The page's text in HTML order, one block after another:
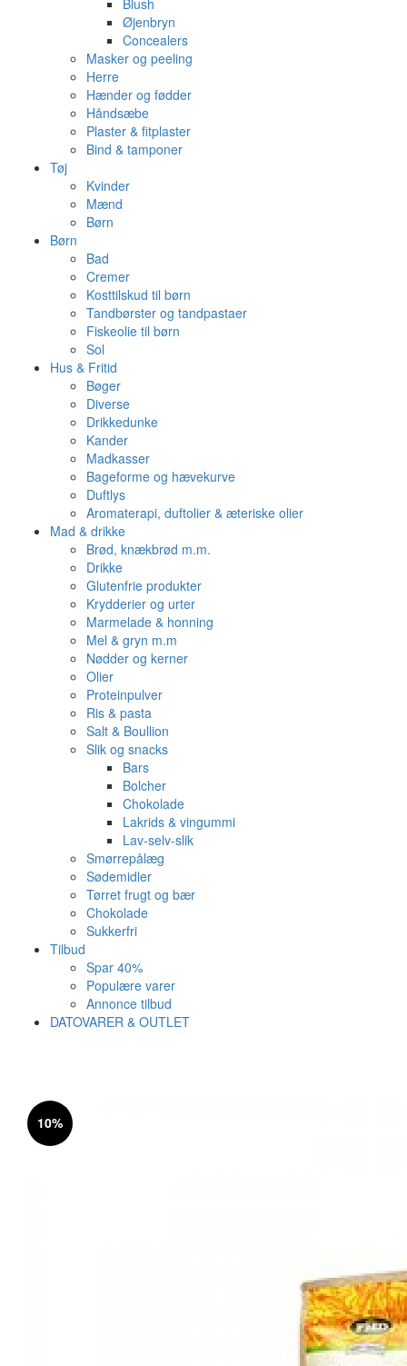
Blush
Øjenbryn
Concealers
Masker og peeling
Herre
Hænder og fødder
Håndsæbe
Plaster & fitplaster
Bind & tamponer
Tøj
Kvinder
Mænd
Børn
Børn
Bad
Cremer
Kosttilskud til børn
Tandbørster og tandpastaer
Fiskeolie til børn
Sol
Hus & Fritid
Bøger
Diverse
Drikkedunke
Kander
Madkasser
Bageforme og hævekurve
Duftlys
Aromaterapi, duftolier & æteriske olier
Mad & drikke
Brød, knækbrød m.m.
Drikke
Glutenfrie produkter
Krydderier og urter
Marmelade & honning
Mel & gryn m.m
Nødder og kerner
Olier
Proteinpulver
Ris & pasta
Salt & Boullion
Slik og snacks
Bars
Bolcher
Chokolade
Lakrids & vingummi
Lav-selv-slik
Smørrepålæg
Sødemidler
Tørret frugt og bær
Chokolade
Sukkerfri
Tilbud
Spar 40%
Populære varer
Annonce tilbud
DATOVARER & OUTLET
Varen er nu i kurven ✔
Vi anbefaler dig disse
10%